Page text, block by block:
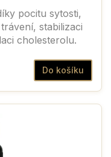
pocitu sytosti,
stabilizaci
cholesterolu.
Do košíku